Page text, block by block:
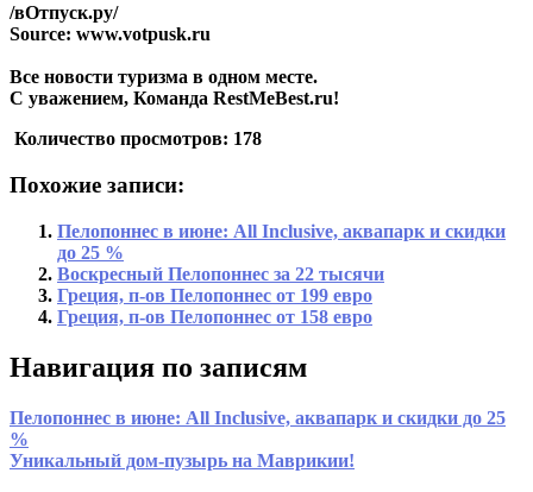
/вОтпуск.ру/
Source: www.votpusk.ru
Все новости туризма в одном месте.
С уважением, Команда RestMeBest.ru!
Количество просмотров: 178
Похожие записи:
Пелопоннес в июне: All Inclusive, аквапарк и скидки
до 25 %
Воскресный Пелопоннес за 22 тысячи
Греция, п-ов Пелопоннес от 199 евро
Греция, п-ов Пелопоннес от 158 евро
Навигация по записям
Пелопоннес в июне: All Inclusive, аквапарк и скидки до 25
%
Уникальный дом-пузырь на Маврикии!